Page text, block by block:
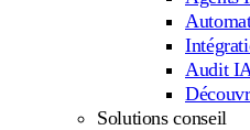
Audit IA
Solutions conseil